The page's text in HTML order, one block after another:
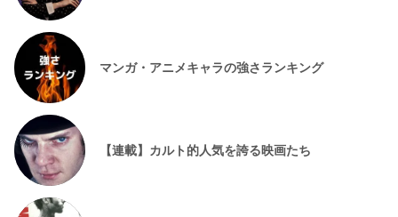
マンガ・アニメキャラの強さランキング
【連載】カルト的人気を誇る映画たち